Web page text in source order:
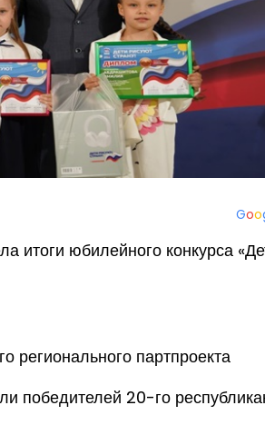
Goo
итоги юбилейного конкурса
регионального партпроекта
победителей 20-го